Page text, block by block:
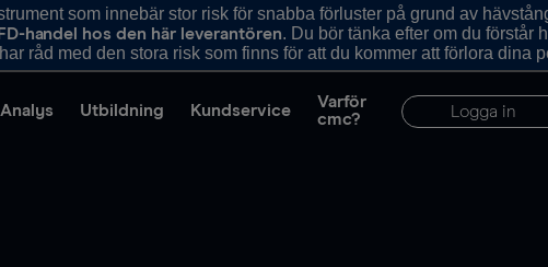
som innebär stor risk för snabba förluster på grund av
handel hos den här leverantören. Du bör tänka efter om du förstår
råd med den stora risk som finns för att du kommer att förlora dina
Analys Utbildning Kundservice
Varför
cmc?
Logga in